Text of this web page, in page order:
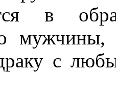
в
мужчины,
с